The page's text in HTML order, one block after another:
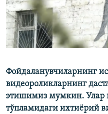
Фойдаланувчиларнинг
видеороликларнинг
этишимиз мумкин. Улар
тўпламидаги ихтиёрий